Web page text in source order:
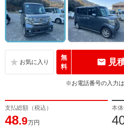
無
料
見
※お電話番号の入力は
支払総額（税込）
48.9万円
本体